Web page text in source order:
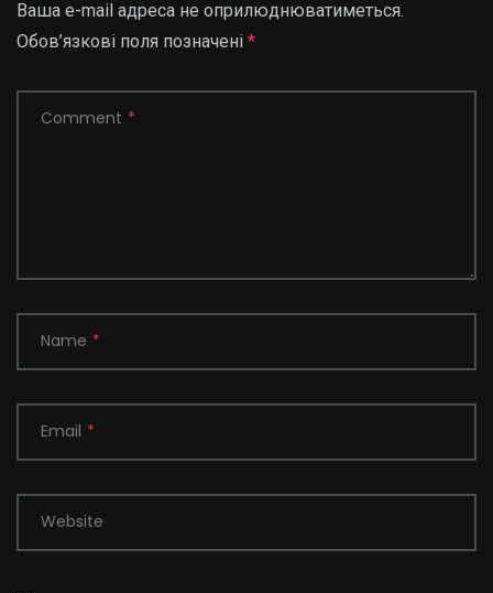
Ваша e-mail адреса не оприлюднюватиметься.
Обов’язкові поля позначені *
Comment *
Name *
Email *
Website